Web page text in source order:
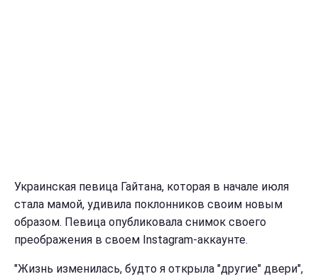
Украинская певица Гайтана, которая в начале июля
стала мамой, удивила поклонников своим новым
образом. Певица опубликовала снимок своего
преображения в своем Instagram-аккаунте.
"Жизнь изменилась, будто я открыла "другие" двери",